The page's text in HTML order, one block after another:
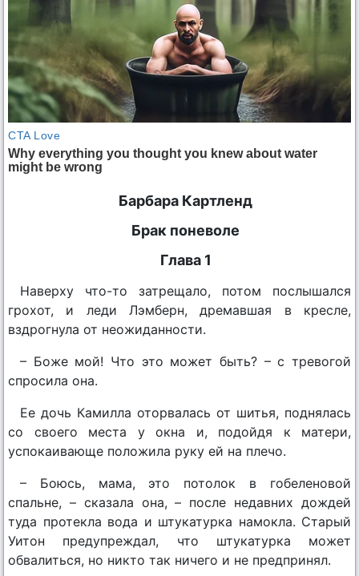
Барбара Картленд
Брак поневоле
Глава 1
Наверху что-то затрещало, потом послышался
грохот, и леди Лэмберн, дремавшая в кресле,
вздрогнула от неожиданности.
– Боже мой! Что это может быть? – с тревогой
спросила она.
Ее дочь Камилла оторвалась от шитья, поднялась
со своего места у окна и, подойдя к матери,
успокаивающе положила руку ей на плечо.
– Боюсь, мама, это потолок в гобеленовой
спальне, – сказала она, – после недавних дождей
туда протекла вода и штукатурка намокла. Старый
Уитон предупреждал, что штукатурка может
обвалиться, но никто так ничего и не предпринял.